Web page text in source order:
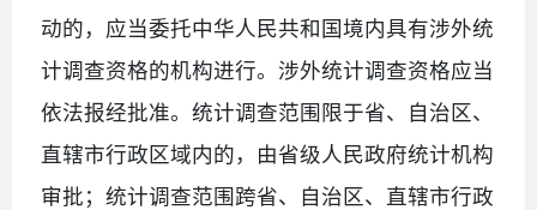
动的，应当委托中华人民共和国境内具有涉外统
计调查资格的机构进行。涉外统计调查资格应当
依法报经批准。统计调查范围限于省、自治区、
直辖市行政区域内的，由省级人民政府统计机构
审批；统计调查范围跨省、自治区、直辖市行政